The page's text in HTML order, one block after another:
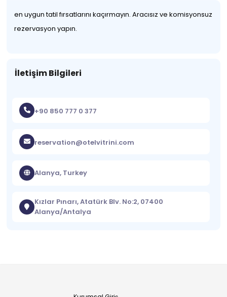
en uygun tatil fırsatlarını kaçırmayın. Aracısız ve komisyonsuz
rezervasyon yapın.
İletişim Bilgileri
+90 850 777 0 377
reservation@otelvitrini.com
Alanya, Turkey
Kızlar Pınarı, Atatürk Blv. No:2, 07400
Alanya/Antalya